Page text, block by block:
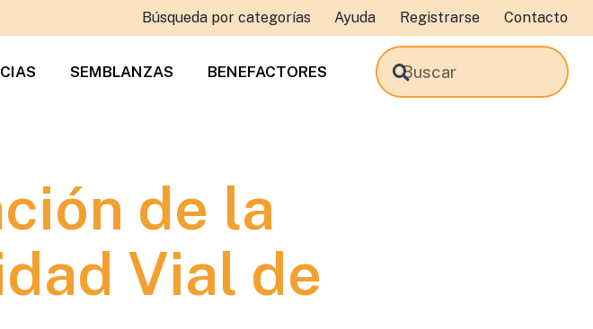
Búsqueda por categorías Ayuda Registrarse Contacto
SEMBLANZAS BENEFACTORES
de la
Vial de